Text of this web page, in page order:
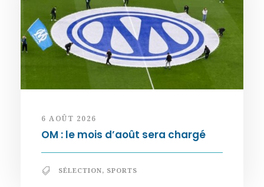
6 AOÛT 2026
OM : le mois d’août sera chargé
SÉLECTION, SPORTS